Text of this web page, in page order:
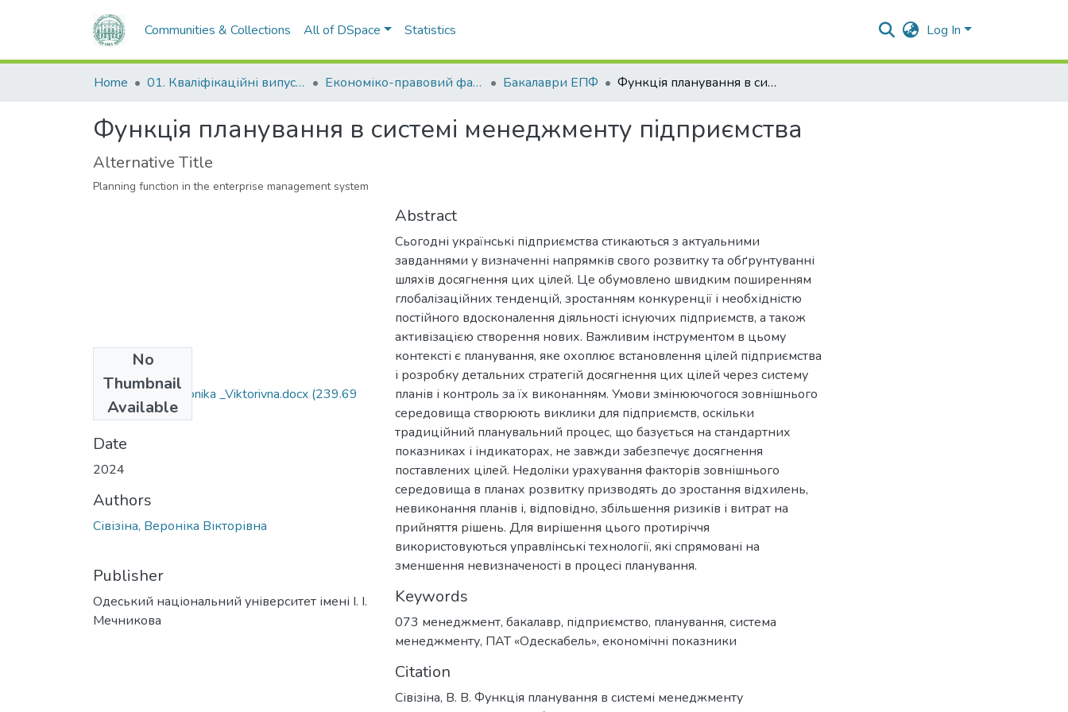
Communities & Collections All of DSpace Statistics Log In
Home 01. Кваліфікаційні випускні роботи здобувачів вищої освіти Економіко-правовий факультет Бакалаври ЕПФ Функція планування в системі менеджменту підприємства
Функція планування в системі менеджменту підприємства
Alternative Title
Planning function in the enterprise management system
No
Thumbnail
Available
073_Sivizina_Veronika _Viktorivna.docx (239.69
KB)
Date
2024
Authors
Сівізіна, Вероніка Вікторівна
Publisher
Одеський національний університет імені І. І.
Мечникова
Abstract
Сьогодні українські підприємства стикаються з актуальними
завданнями у визначенні напрямків свого розвитку та обґрунтуванні
шляхів досягнення цих цілей. Це обумовлено швидким поширенням
глобалізаційних тенденцій, зростанням конкуренції і необхідністю
постійного вдосконалення діяльності існуючих підприємств, а також
активізацією створення нових. Важливим інструментом в цьому
контексті є планування, яке охоплює встановлення цілей підприємства
і розробку детальних стратегій досягнення цих цілей через систему
планів і контроль за їх виконанням. Умови змінюючогося зовнішнього
середовища створюють виклики для підприємств, оскільки
традиційний планувальний процес, що базується на стандартних
показниках і індикаторах, не завжди забезпечує досягнення
поставлених цілей. Недоліки урахування факторів зовнішнього
середовища в планах розвитку призводять до зростання відхилень,
невиконання планів і, відповідно, збільшення ризиків і витрат на
прийняття рішень. Для вирішення цього протиріччя
використовуються управлінські технології, які спрямовані на
зменшення невизначеності в процесі планування.
Keywords
073 менеджмент, бакалавр, підприємство, планування, система
менеджменту, ПАТ «Одескабель», економічні показники
Citation
Сівізіна, В. В. Функція планування в системі менеджменту